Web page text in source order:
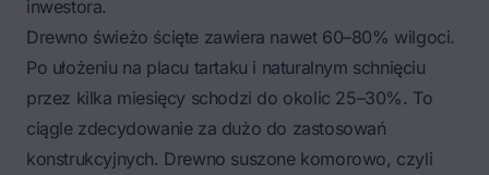
inwestora.
Drewno świeżo ścięte zawiera nawet 60–80% wilgoci.
Po ułożeniu na placu tartaku i naturalnym schnięciu
przez kilka miesięcy schodzi do okolic 25–30%. To
ciągle zdecydowanie za dużo do zastosowań
konstrukcyjnych. Drewno suszone komorowo, czyli